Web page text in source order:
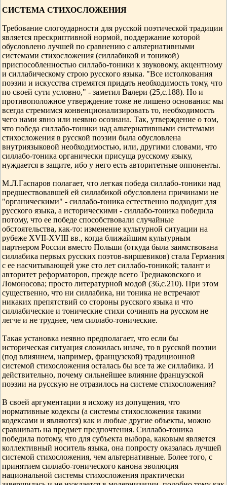
СИСТЕМА СТИХОСЛОЖЕНИЯ
Требование слогоударности для русской поэтической традиции
является прескриптивной нормой, поддержание которой
обусловлено лучшей по сравнению с альтернативными
системами стихосложения (силлабикой и тоникой)
приспособленностью силлабо-тоники к звуковому, акцентному
и силлабическому строю русского языка. "Все истолкования
поэзии и искусства стремятся придать необходимость тому, что
по своей сути условно," - заметил Валери (25,с.188). Но и
противоположное утверждение тоже не лишено основания: мы
всегда стремимся конвенционализировать то, необходимость
чего нами явно или неявно осознана. Так, утверждение о том,
что победа силлабо-тоники над альтернативными системами
стихосложения в русской поэзии была обусловлена
внутриязыковой необходимостью, или, другими словами, что
силлабо-тоника органически присуща русскому языку,
нуждается в защите, ибо у него есть авторитетные оппоненты.
М.Л.Гаспаров полагает, что легкая победа силлабо-тоники над
предшествовавшей ей силлабикой обусловлена причинами не
"органическими" - силлабо-тоника естественно подходит для
русского языка, а историческими - силлабо-тоника победила
потому, что ее победе способствовали случайные
обстоятельства, как-то: изменение культурной ситуации на
рубеже XVII-XVIII вв., когда ближайшим культурным
партнером России вместо Польши (откуда была заимствована
силлабика первых русских поэтов-виршевиков) стала Германия
с ее насчитывающей уже сто лет силлабо-тоникой; талант и
авторитет реформаторов, прежде всего Тредиаковского и
Ломоносова; просто литературной модой (36,с.210). При этом
существенно, что ни силлабика, ни тоника не встречают
никаких препятствий со стороны русского языка и что
силлабические и тонические стихи сочинять на русском не
легче и не труднее, чем силлабо-тонические.
Такая установка неявно предполагает, что если бы
историческая ситуация сложилась иначе, то в русской поэзии
(под влиянием, например, французской) традиционной
системой стихосложения осталась бы все та же силлабика. И
действительно, почему сильнейшее влияние французской
поэзии на русскую не отразилось на системе стихосложения?
В своей аргументации я исхожу из допущения, что
нормативные кодексы (а системы стихосложения такими
кодексами и являются) как и любые другие объекты, можно
сравнивать на предмет предпочтения. Силлабо-тоника
победила потому, что для субъекта выбора, каковым является
коллективный носитель языка, она попросту оказалась лучшей
системой стихосложения, чем альтернативные. Более того, с
принятием силлабо-тонического канона эволюция
национальной системы стихосложения практически